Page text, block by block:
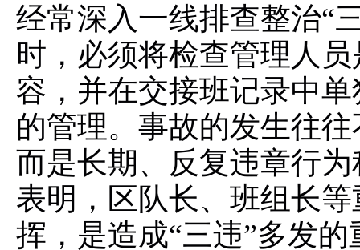
经常深入一线排查整治“
时，必须将检查管理人
容，并在交接班记录中
的管理。事故的发生往
而是长期、反复违章行
表明，区队长、班组长
挥，是造成“三违”多发